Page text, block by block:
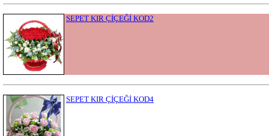
SEPET KIR ÇİÇEĞİ KOD2
SEPET KIR ÇİÇEĞİ KOD4